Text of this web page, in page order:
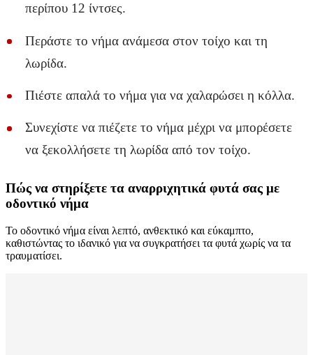
περίπου 12 ίντσες.
Περάστε το νήμα ανάμεσα στον τοίχο και τη
λωρίδα.
Πιέστε απαλά το νήμα για να χαλαρώσει η κόλλα.
Συνεχίστε να πιέζετε το νήμα μέχρι να μπορέσετε
να ξεκολλήσετε τη λωρίδα από τον τοίχο.
Πώς να στηρίξετε τα αναρριχητικά φυτά σας με
οδοντικό νήμα
Το οδοντικό νήμα είναι λεπτό, ανθεκτικό και εύκαμπτο,
καθιστώντας το ιδανικό για να συγκρατήσει τα φυτά χωρίς να τα
τραυματίσει.